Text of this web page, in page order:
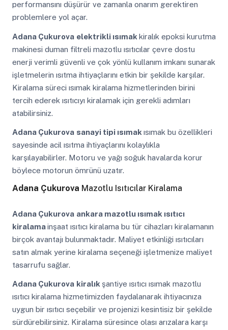
performansını düşürür ve zamanla onarım gerektiren
problemlere yol açar.
Adana Çukurova elektrikli ısımak kiralık epoksi kurutma
makinesi duman filtreli mazotlu ısıtıcılar çevre dostu
enerji verimli güvenli ve çok yönlü kullanım imkanı sunarak
işletmelerin ısıtma ihtiyaçlarını etkin bir şekilde karşılar.
Kiralama süreci ısımak kiralama hizmetlerinden birini
tercih ederek ısıtıcıyı kiralamak için gerekli adımları
atabilirsiniz.
Adana Çukurova sanayi tipi ısımakısımak bu özellikleri
sayesinde acil ısıtma ihtiyaçlarını kolaylıkla
karşılayabilirler. Motoru ve yağı soğuk havalarda korur
böylece motorun ömrünü uzatır.
Adana Çukurova Mazotlu Isıtıcılar Kiralama
Adana Çukurova ankara mazotlu ısımak ısıtıcı
kiralamainşaat ısıtıcı kiralama bu tür cihazları kiralamanın
birçok avantajı bulunmaktadır. Maliyet etkinliği ısıtıcıları
satın almak yerine kiralama seçeneği işletmenize maliyet
tasarrufu sağlar.
Adana Çukurova kiralık şantiye ısıtıcı ısımak mazotlu
ısıtıcı kiralama hizmetimizden faydalanarak ihtiyacınıza
uygun bir ısıtıcı seçebilir ve projenizi kesintisiz bir şekilde
sürdürebilirsiniz. Kiralama süresince olası arızalara karşı